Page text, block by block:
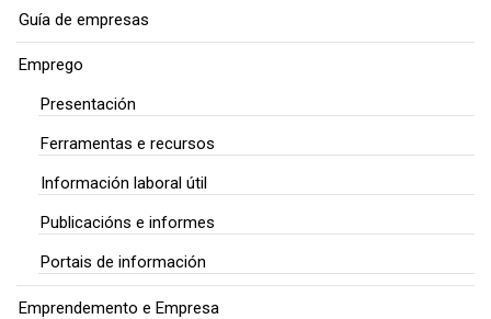
Guía de empresas
Emprego
Presentación
Ferramentas e recursos
Información laboral útil
Publicacións e informes
Portais de información
Emprendemento e Empresa